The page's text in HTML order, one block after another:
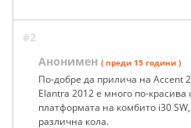
#2
Анонимен ( преди 15 години )
По-добре да прилича на Accent
Elantra 2012 е много по-
платформата на комбито i30
различна кола.